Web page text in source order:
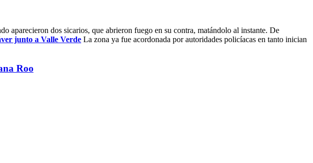
aparecieron dos sicarios, que abrieron fuego en su contra, matándolo al instante. De
junto a Valle Verde La zona ya fue acordonada por autoridades policíacas en tanto inician
Roo